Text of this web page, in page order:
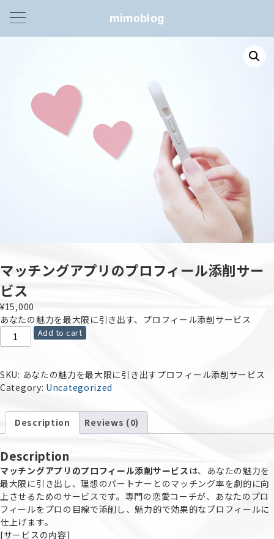
mimoblog
マッチングアプリのプロフィール添削サー
ビス
¥15,000
あなたの魅力を最大限に引き出す、プロフィール添削サービス
Add to cart
SKU: あなたの魅力を最大限に引き出すプロフィール添削サービス
Category: Uncategorized
Description Reviews (0)
Description
マッチングアプリのプロフィール添削サービス は、あなたの魅力を
最大限に引き出し、理想のパートナーとのマッチング率を劇的に向
上させるためのサービスです。専門の恋愛コーチが、あなたのプロ
フィールをプロの目線で添削し、魅力的で効果的なプロフィールに
仕上げます。
[サービスの内容]